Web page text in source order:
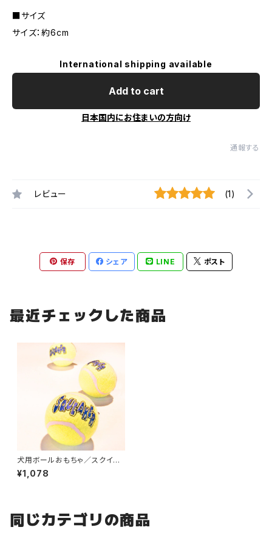
■サイズ
サイズ：約6cm
International shipping available
Add to cart
日本国内にお住まいの方向け
通報する
レビュー (1)
保存 シェア LINE ポスト
最近チェックした商品
犬用ボールおもちゃ／スクイー
カーテニスボール
¥1,078
同じカテゴリの商品